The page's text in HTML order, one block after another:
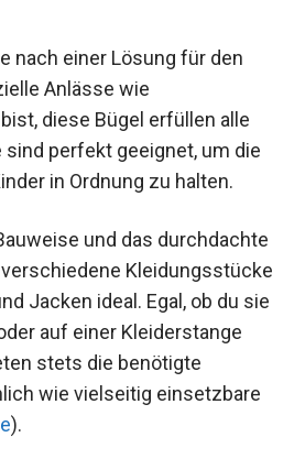
nach einer Lösung für den
Anlässe wie
diese Bügel erfüllen alle
sind perfekt geeignet, um die
in Ordnung zu halten.
und das durchdachte
Kleidungsstücke
Jacken ideal. Egal, ob du sie
auf einer Kleiderstange
stets die benötigte
wie vielseitig einsetzbare
).